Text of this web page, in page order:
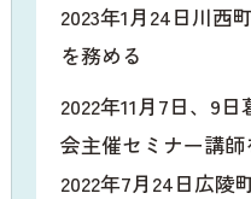
2023年1月24日川西
を務める
2022年11月7日、9
会主催セミナー講師
2022年7月24日広陵